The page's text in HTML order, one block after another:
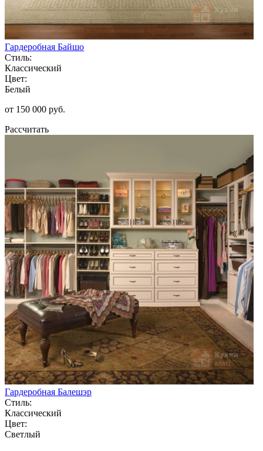
Гардеробная Байшо
Стиль:
Классический
Цвет:
Белый
от 150 000 руб.
Рассчитать
Гардеробная Балешэр
Стиль:
Классический
Цвет:
Светлый